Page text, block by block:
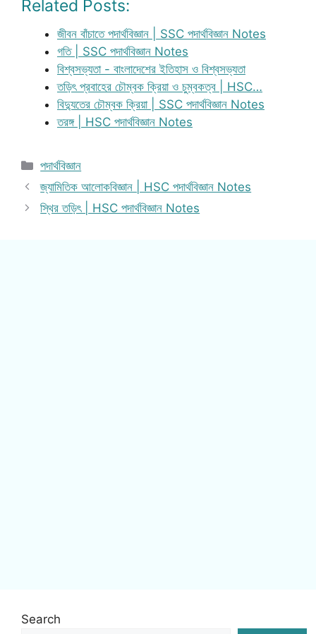
Related Posts:
জীবন বাঁচাতে পদার্থবিজ্ঞান | SSC পদার্থবিজ্ঞান Notes
গতি | SSC পদার্থবিজ্ঞান Notes
বিশ্বসভ্যতা - বাংলাদেশের ইতিহাস ও বিশ্বসভ্যতা
তড়িৎ প্রবাহের চৌম্বক ক্রিয়া ও চুম্বকত্ব | HSC…
বিদ্যুতের চৌম্বক ক্রিয়া | SSC পদার্থবিজ্ঞান Notes
তরঙ্গ | HSC পদার্থবিজ্ঞান Notes
Categories
পদার্থবিজ্ঞান
জ্যামিতিক আলোকবিজ্ঞান | HSC পদার্থবিজ্ঞান Notes
স্থির তড়িৎ | HSC পদার্থবিজ্ঞান Notes
Search